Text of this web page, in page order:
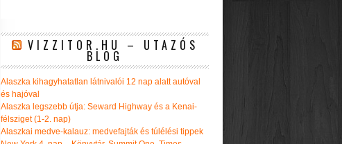
VIZZITOR.HU – UTAZÓS
BLOG
Alaszka kihagyhatatlan látnivalói 12 nap alatt autóval
és hajóval
Alaszka legszebb útja: Seward Highway és a Kenai-
félsziget (1-2. nap)
Alaszkai medve-kalauz: medvefajták és túlélési tippek